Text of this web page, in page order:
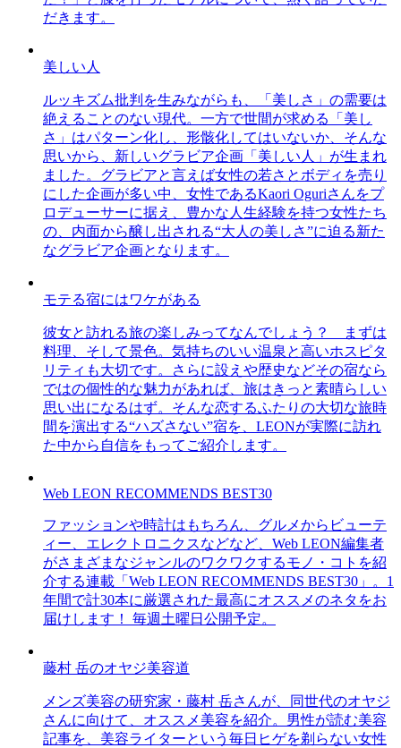
だきます。
美しい人
ルッキズム批判を生みながらも、「美しさ」の需要は
絶えることのない現代。一方で世間が求める「美し
さ」はパターン化し、形骸化してはいないか、そんな
思いから、新しいグラビア企画「美しい人」が生まれ
ました。グラビアと言えば女性の若さとボディを売り
にした企画が多い中、女性であるKaori Oguriさんをプ
ロデューサーに据え、豊かな人生経験を持つ女性たち
の、内面から醸し出される“大人の美しさ”に迫る新た
なグラビア企画となります。
モテる宿にはワケがある
彼女と訪れる旅の楽しみってなんでしょう？ まずは
料理、そして景色。気持ちのいい温泉と高いホスピタ
リティも大切です。さらに設えや歴史などその宿なら
ではの個性的な魅力があれば、旅はきっと素晴らしい
思い出になるはず。そんな恋するふたりの大切な旅時
間を演出する“ハズさない”宿を、LEONが実際に訪れ
た中から自信をもってご紹介します。
Web LEON RECOMMENDS BEST30
ファッションや時計はもちろん、グルメからビューテ
ィー、エレクトロニクスなどなど、Web LEON編集者
がさまざまなジャンルのワクワクするモノ・コトを紹
介する連載「Web LEON RECOMMENDS BEST30」。1
年間で計30本に厳選された最高にオススメのネタをお
届けします！ 毎週土曜日公開予定。
藤村 岳のオヤジ美容道
メンズ美容の研究家・藤村 岳さんが、同世代のオヤジ
さんに向けて、オススメ美容を紹介。男性が読む美容
記事を、美容ライターという毎日ヒゲを剃らない女性